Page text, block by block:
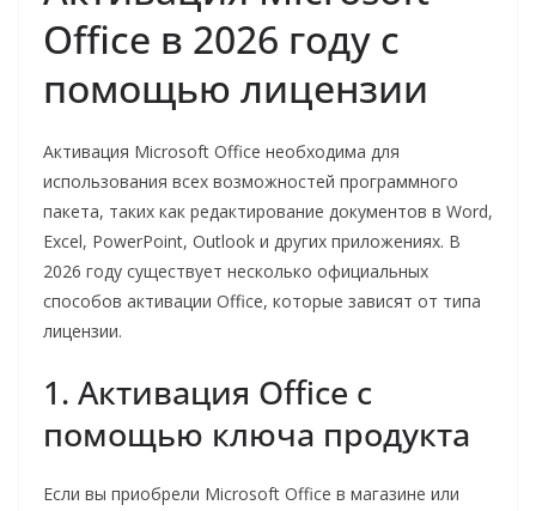
Office в 2026 году с
помощью лицензии
Активация Microsoft Office необходима для
использования всех возможностей программного
пакета, таких как редактирование документов в Word,
Excel, PowerPoint, Outlook и других приложениях. В
2026 году существует несколько официальных
способов активации Office, которые зависят от типа
лицензии.
1. Активация Office с
помощью ключа продукта
Если вы приобрели Microsoft Office в магазине или